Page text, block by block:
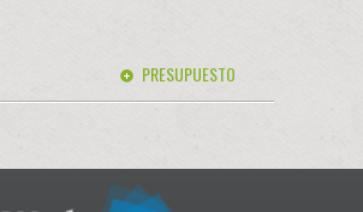
PRESUPUESTO